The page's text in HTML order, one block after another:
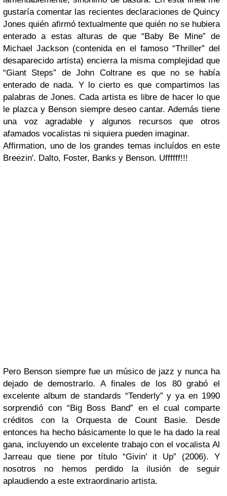
gustaría comentar las recientes declaraciones de Quincy
Jones quién afirmó textualmente que quién no se hubiera
enterado a estas alturas de que “Baby Be Mine” de
Michael Jackson (contenida en el famoso “Thriller” del
desaparecido artista) encierra la misma complejidad que
“Giant Steps” deJohn Coltranees que no se había
enterado de nada. Y lo cierto es que compartimos las
palabras de Jones. Cada artista es libre de hacer lo que
le plazca y Benson siempre deseo cantar. Además tiene
una voz agradable y algunos recursos que otros
afamados vocalistas ni siquiera pueden imaginar.
Affirmation, uno de los grandes temas incluídos en este
Breezin'. Dalto, Foster, Banks y Benson. Uffffff!!!
Pero Benson siempre fue un músico de jazz y nunca ha
dejado de demostrarlo. A finales de los 80 grabó el
excelente album de standards “Tenderly” y ya en 1990
sorprendió con “Big Boss Band” en el cual comparte
créditos con la Orquesta de Count Basie. Desde
entonces ha hecho básicamente lo que le ha dado la real
gana, incluyendo un excelente trabajo con el vocalista Al
Jarreau que tiene por título “Givin’ it Up” (2006). Y
nosotros no hemos perdido la ilusión de seguir
aplaudiendo a este extraordinario artista.